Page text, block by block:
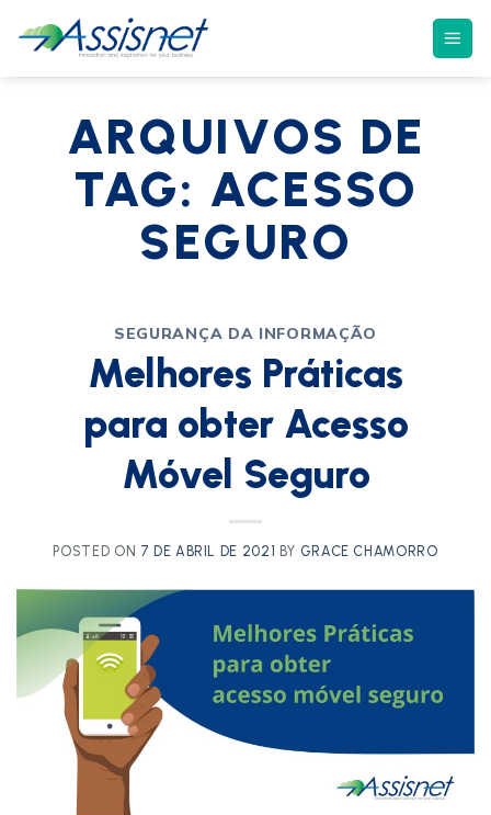
ARQUIVOS DE
TAG: ACESSO
SEGURO
SEGURANÇA DA INFORMAÇÃO
Melhores Práticas
para obter Acesso
Móvel Seguro
POSTED ON 7 DE ABRIL DE 2021 BY GRACE CHAMORRO